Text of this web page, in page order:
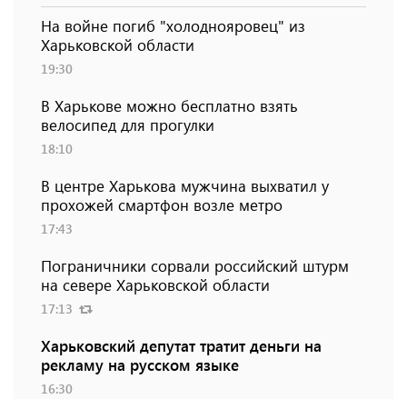
На войне погиб "холоднояровец" из
Харьковской области
19:30
В Харькове можно бесплатно взять
велосипед для прогулки
18:10
В центре Харькова мужчина выхватил у
прохожей смартфон возле метро
17:43
Пограничники сорвали российский штурм
на севере Харьковской области
17:13
Харьковский депутат тратит деньги на
рекламу на русском языке
16:30